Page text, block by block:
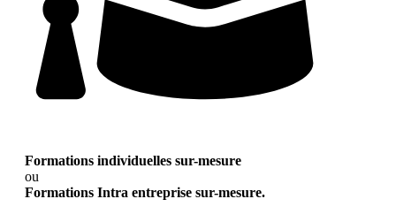
Formations individuelles sur-mesure
ou
Formations Intra entreprise sur-mesure.